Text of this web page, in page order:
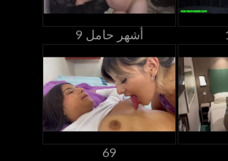
9 أشهر حامل
69